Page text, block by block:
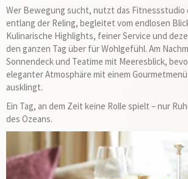
Wer Bewegung sucht, nutzt das Fitnessstudio
entlang der Reling, begleitet vom endlosen
Kulinarische Highlights, feiner Service und
den ganzen Tag über für Wohlgefühl. Am
Sonnendeck und Teatime mit Meeresblick,
eleganter Atmosphäre mit einem
ausklingt.
Ein Tag, an dem Zeit keine Rolle spielt – nur
des Ozeans.